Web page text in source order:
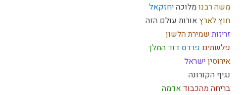
משה רבנומלוכהיחזקאל
חוץ לארץאורותעולם הזה
זריזות שמירת הלשון
פלשתים פרדס דוד המלך
אירוסיןישראל
נגיף הקורונה
בריחה מהכבוד אדמה